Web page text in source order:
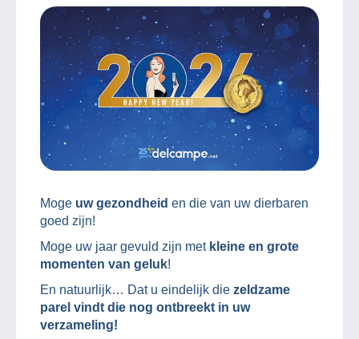
Moge uw gezondheid en die van uw dierbaren
goed zijn!
Moge uw jaar gevuld zijn met kleine en grote
momenten van geluk!
En natuurlijk… Dat u eindelijk die zeldzame
parel vindt die nog ontbreekt in uw
verzameling!